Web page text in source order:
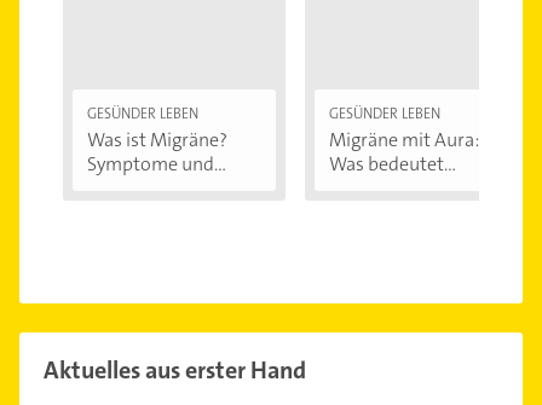
GESÜNDER LEBEN
Was ist Migräne?
Symptome und...
GESÜNDER LEBEN
Migräne mit Aura:
Was bedeutet...
Aktuelles aus erster Hand